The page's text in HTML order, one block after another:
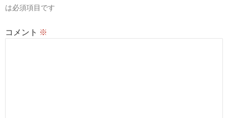
は必須項目です
コメント ※